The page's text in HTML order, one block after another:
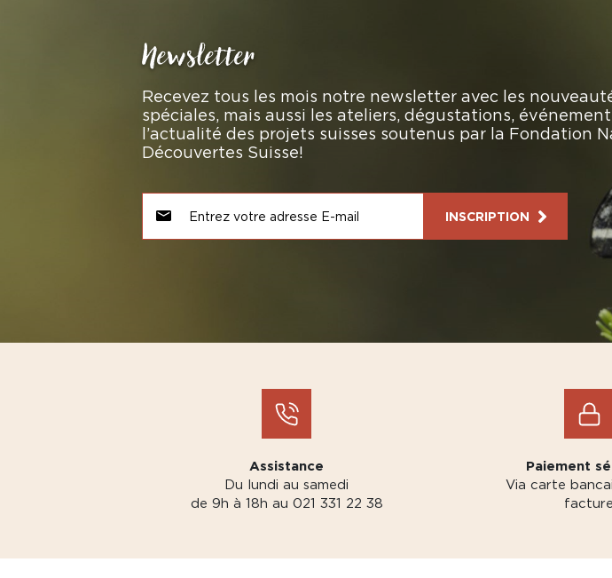
Newsletter
Recevez tous les mois notre newsletter avec les
spéciales, mais aussi les ateliers, dégustations,
l’actualité des projets suisses soutenus par la Fondation
Découvertes Suisse!
INSCRIPTION
Assistance
Du lundi au samedi
de 9h à 18h au 021 331 22 38
Paiement
Via carte
facture